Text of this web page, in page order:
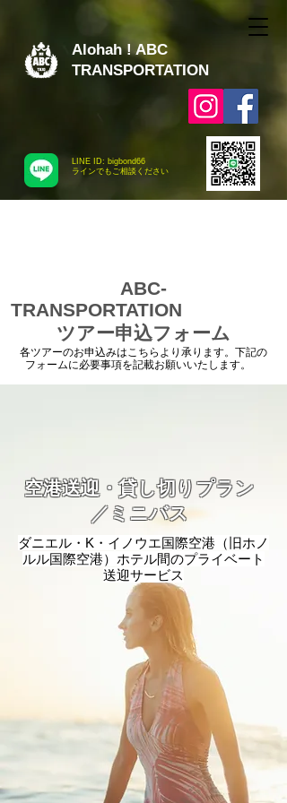
LINE ID: bigbond66
​ラインでもご相談ください
Alohah ! ABC
TRANSPORTATION
ABC-
TRANSPORTATION
ツアー申込フォーム
各ツアーのお申込みはこちらより承ります。下記の
フォームに必要事項を記載お願いいたします。
空港送迎・貸し切りプラン
／ミニバス
ダニエル・K・イノウエ国際空港（旧ホノ
ルル国際空港）ホテル間のプライベート
送迎サービス